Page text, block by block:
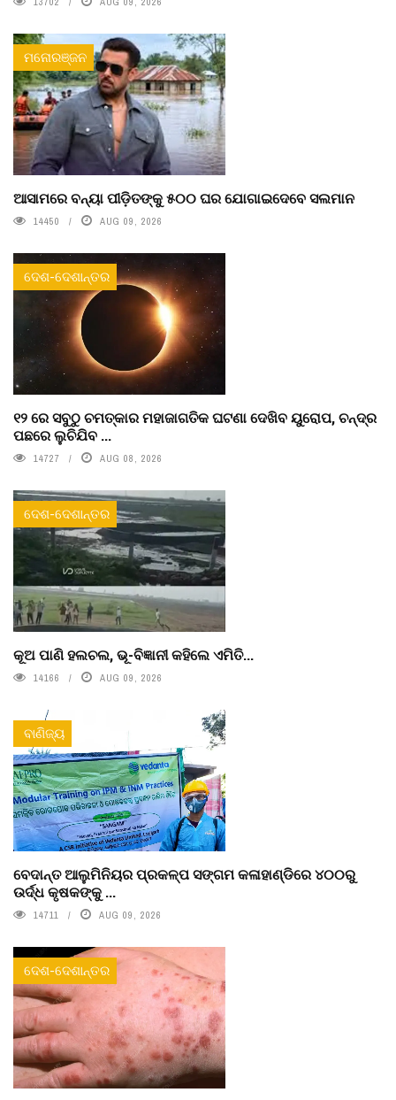
ମନୋରଞ୍ଜନ
ଆସାମରେ ବନ୍ୟା ପୀଡ଼ିତଙ୍କୁ ୫୦୦ ଘର ଯୋଗାଇଦେବେ ସଲମାନ
14450 AUG 09, 2026
ଦେଶ-ଦେଶାନ୍ତର
୧୨ ରେ ସବୁଠୁ ଚମତ୍କାର ମହାଜାଗତିକ ଘଟଣା ଦେଖିବ ୟୁରୋପ, ଚନ୍ଦ୍ର
ପଛରେ ଲୁଚିଯିବ ...
14727 AUG 08, 2026
ଦେଶ-ଦେଶାନ୍ତର
କୂଅ ପାଣି ହଲଚଲ, ଭୂ-ବିଜ୍ଞାନୀ କହିଲେ ଏମିତି...
14166 AUG 09, 2026
ବାଣିଜ୍ୟ
ବେଦାନ୍ତ ଆଲୁମିନିୟର ପ୍ରକଳ୍ପ ସଙ୍ଗମ କଳାହାଣ୍ଡିରେ ୪୦୦ରୁ
ଉର୍ଦ୍ଧ କୃଷକଙ୍କୁ ...
14711 AUG 09, 2026
ଦେଶ-ଦେଶାନ୍ତର